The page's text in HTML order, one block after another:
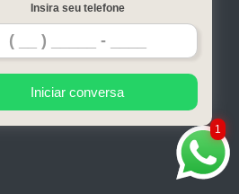
Contato
Mapa do site
1
Insira seu telefone
Iniciar conversa